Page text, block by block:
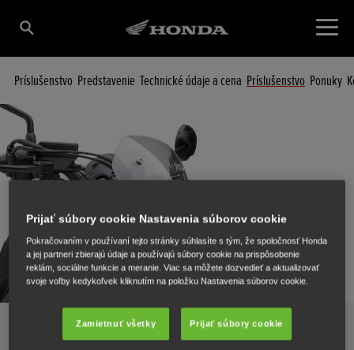
Príslušenstvo Predstavenie Technické údaje a cena Príslušenstvo Ponuky
Príslušenstvo na motocykel CMX500 Rebel
Prijať súbory cookie Nastavenia súborov cookie
Pokračovaním v používaní tejto stránky súhlasíte s tým, že spoločnosť Honda
a jej partneri zbierajú údaje a používajú súbory cookie na prispôsobenie
reklám, sociálne funkcie a meranie. Viac sa môžete dozvedieť a aktualizovať
svoje voľby kedykoľvek kliknutím na položku Nastavenia súborov cookie.
Zamietnuť všetky Prijať súbory cookie